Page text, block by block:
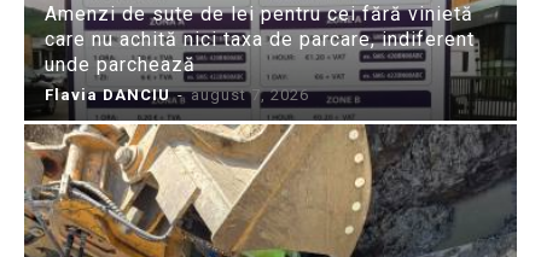
Amenzi de sute de lei pentru cei fără vinietă
care nu achită nici taxa de parcare, indiferent
unde parchează
Flavia DANCIU - august 7, 2026